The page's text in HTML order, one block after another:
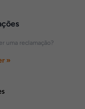
uma reclamação?
»